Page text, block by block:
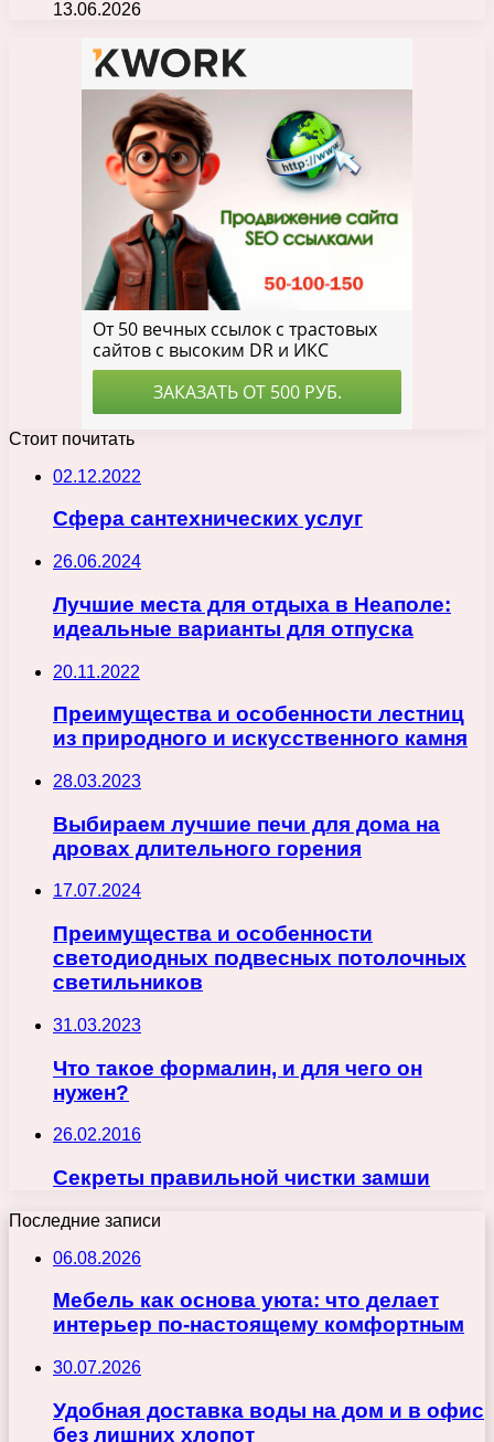
13.06.2026
Стоит почитать
02.12.2022
Сфера сантехнических услуг
26.06.2024
Лучшие места для отдыха в Неаполе:
идеальные варианты для отпуска
20.11.2022
Преимущества и особенности лестниц
из природного и искусственного камня
28.03.2023
Выбираем лучшие печи для дома на
дровах длительного горения
17.07.2024
Преимущества и особенности
светодиодных подвесных потолочных
светильников
31.03.2023
Что такое формалин, и для чего он
нужен?
26.02.2016
Секреты правильной чистки замши
Последние записи
06.08.2026
Мебель как основа уюта: что делает
интерьер по-настоящему комфортным
30.07.2026
Удобная доставка воды на дом и в офис
без лишних хлопот